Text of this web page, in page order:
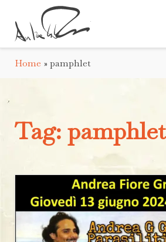
Home » pamphlet
Tag: pamphlet